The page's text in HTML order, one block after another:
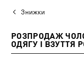
Знижки
РОЗПРОДАЖ
ОДЯГУ І ВЗУТТЯ